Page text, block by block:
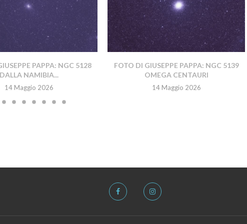
PAPPA: NGC 5128
DALLA NAMIBIA...
14 Maggio 2026
FOTO DI GIUSEPPE PAPPA: NGC 5139
OMEGA CENTAURI
14 Maggio 2026